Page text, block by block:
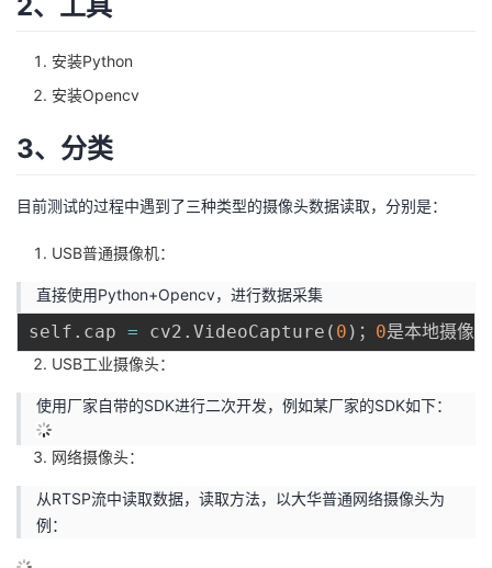
坛
圈
子
的
直
我
的
动
我
关
注
的
我
证
实
的
藏
技
术
持
的
云
建
议
安装Python
安装Opencv
3、分类
目前测试的过程中遇到了三种类型的摄像头数据读取，分别是：
USB普通摄像机：
直接使用Python+Opencv，进行数据采集
self . cap = cv2 . VideoCapture ( 0 ) ； 0
USB工业摄像头：
使用厂家自带的SDK进行二次开发，例如某厂家的SDK如下：
网络摄像头：
从RTSP流中读取数据，读取方法，以大华普通网络摄像头为
例：